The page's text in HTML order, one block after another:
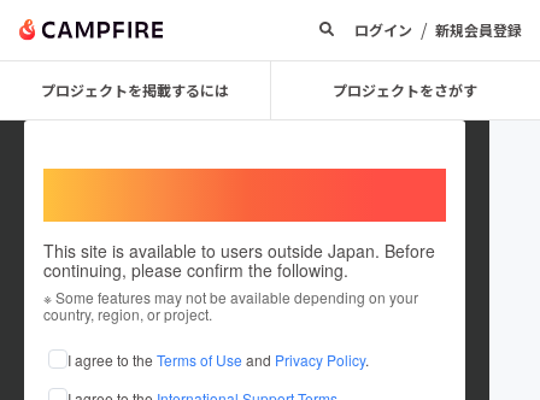
ログイン / 新規会員登録
プロジェクトを掲載するには プロジェクトをさがす
This site is available to users outside Japan. Before
continuing, please confirm the following.
※ Some features may not be available depending on your
country, region, or project.
I agree to the Terms of Use and Privacy Policy.
WanTime
これまでに1件のプロジェクトを投稿しています